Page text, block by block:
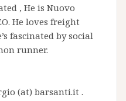
, He is Nuovo
He loves freight
fascinated by social
runner.
(at) barsanti.it .